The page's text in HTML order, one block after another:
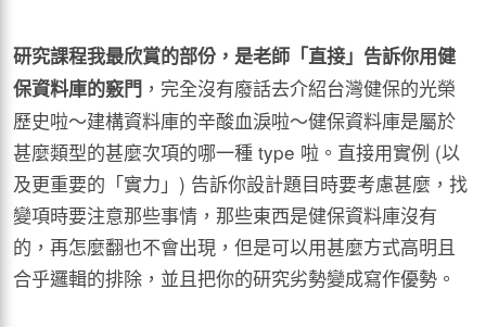
研究課程我最欣賞的部份，是老師「直接」告訴你用健
保資料庫的竅門 ，完全沒有廢話去介紹台灣健保的光榮
歷史啦～建構資料庫的辛酸血淚啦～健保資料庫是屬於
甚麼類型的甚麼次項的哪一種 type 啦。直接用實例 (以
及更重要的「實力」) 告訴你設計題目時要考慮甚麼，找
變項時要注意那些事情，那些東西是健保資料庫沒有
的，再怎麼翻也不會出現，但是可以用甚麼方式高明且
合乎邏輯的排除，並且把你的研究劣勢變成寫作優勢。